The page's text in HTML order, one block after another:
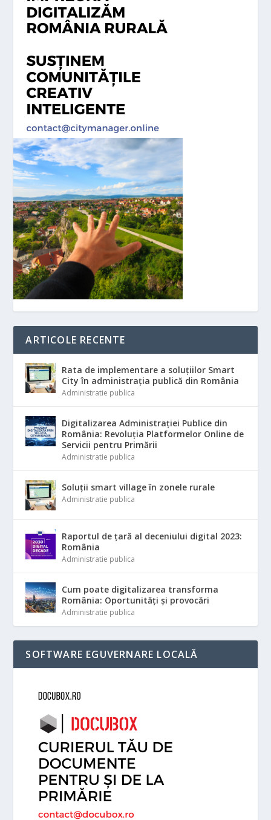
ARTICOLE RECENTE
Rata de implementare a soluțiilor Smart
City în administrația publică din România
Administratie publica
Digitalizarea Administrației Publice din
România: Revoluția Platformelor Online de
Servicii pentru Primării
Administratie publica
Soluții smart village în zonele rurale
Administratie publica
Raportul de țară al deceniului digital 2023:
România
Administratie publica
Cum poate digitalizarea transforma
România: Oportunități și provocări
Administratie publica
SOFTWARE EGUVERNARE LOCALĂ